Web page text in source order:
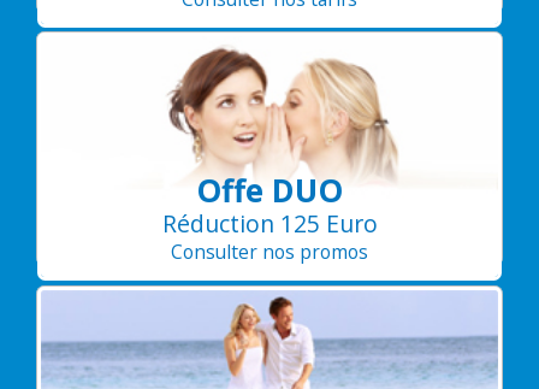
Offe DUO
Réduction 125 Euro
Consulter nos promos